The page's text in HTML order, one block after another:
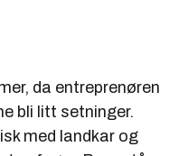
da entreprenøren
bli litt setninger.
med landkar og